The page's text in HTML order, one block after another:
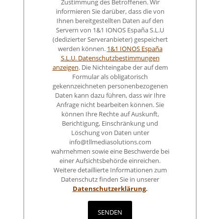
Zustimmung des Betroffenen. Wir
informieren Sie darüber, dass die von
Ihnen bereitgestellten Daten auf den
Servern von 1&1 IONOS España S.L.U
(dedizierter Serveranbieter) gespeichert
werden können. 1&1 IONOS España
S.L.U. Datenschutzbestimmungen
anzeigen. Die Nichteingabe der auf dem
Formular als obligatorisch
gekennzeichneten personenbezogenen
Daten kann dazu führen, dass wir Ihre
Anfrage nicht bearbeiten können. Sie
können Ihre Rechte auf Auskunft,
Berichtigung, Einschränkung und
Löschung von Daten unter
info@tllmediasolutions.com
wahrnehmen sowie eine Beschwerde bei
einer Aufsichtsbehörde einreichen.
Weitere detaillierte Informationen zum
Datenschutz finden Sie in unserer
Datenschutzerklärung.